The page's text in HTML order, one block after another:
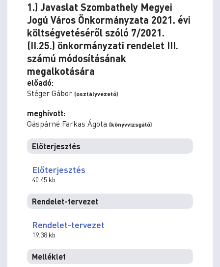
1.) Javaslat Szombathely Megyei
Jogú Város Önkormányzata 2021. évi
költségvetéséről szóló 7/2021.
(II.25.) önkormányzati rendelet III.
számú módosításának
megalkotására
előadó:
Stéger Gábor (osztályvezető)
meghívott:
Gáspárné Farkas Ágota (könyvvizsgáló)
Előterjesztés
Előterjesztés
40.45 kb
Rendelet-tervezet
Rendelet-tervezet
19.38 kb
Melléklet